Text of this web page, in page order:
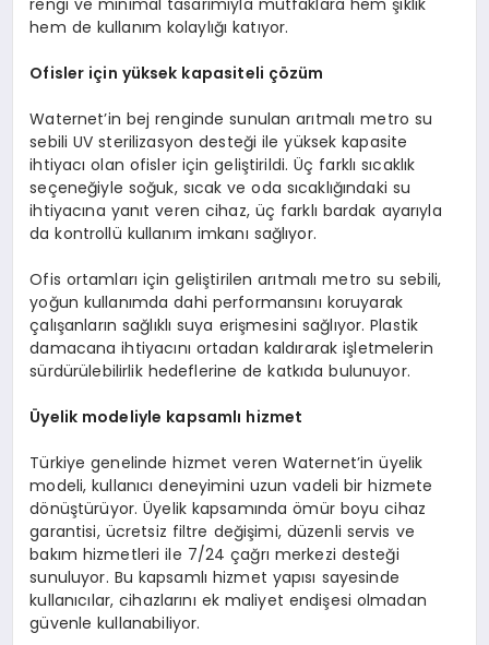
rengi ve minimal tasarımıyla mutfaklara hem şıklık
hem de kullanım kolaylığı katıyor.
Ofisler için yüksek kapasiteli çözüm
Waternet’in bej renginde sunulan arıtmalı metro su
sebili UV sterilizasyon desteği ile yüksek kapasite
ihtiyacı olan ofisler için geliştirildi. Üç farklı sıcaklık
seçeneğiyle soğuk, sıcak ve oda sıcaklığındaki su
ihtiyacına yanıt veren cihaz, üç farklı bardak ayarıyla
da kontrollü kullanım imkanı sağlıyor.
Ofis ortamları için geliştirilen arıtmalı metro su sebili,
yoğun kullanımda dahi performansını koruyarak
çalışanların sağlıklı suya erişmesini sağlıyor. Plastik
damacana ihtiyacını ortadan kaldırarak işletmelerin
sürdürülebilirlik hedeflerine de katkıda bulunuyor.
Üyelik modeliyle kapsamlı hizmet
Türkiye genelinde hizmet veren Waternet’in üyelik
modeli, kullanıcı deneyimini uzun vadeli bir hizmete
dönüştürüyor. Üyelik kapsamında ömür boyu cihaz
garantisi, ücretsiz filtre değişimi, düzenli servis ve
bakım hizmetleri ile 7/24 çağrı merkezi desteği
sunuluyor. Bu kapsamlı hizmet yapısı sayesinde
kullanıcılar, cihazlarını ek maliyet endişesi olmadan
güvenle kullanabiliyor.